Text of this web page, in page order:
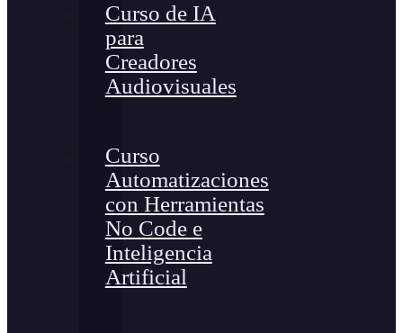
Curso de IA
para
Creadores
Audiovisuales
Curso
Automatizaciones
con Herramientas
No Code e
Inteligencia
Artificial